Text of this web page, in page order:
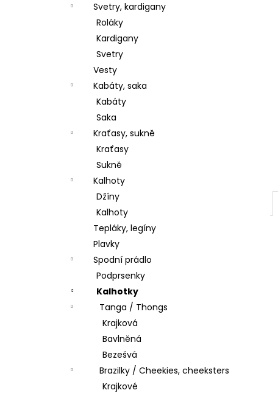
Svetry, kardigany
Roláky
Kardigany
Svetry
Vesty
Kabáty, saka
Kabáty
Saka
Kraťasy, sukně
Kraťasy
Sukně
Kalhoty
Džíny
Kalhoty
Tepláky, legíny
Plavky
Spodní prádlo
Podprsenky
Kalhotky
Tanga / Thongs
Krajková
Bavlněná
Bezešvá
Brazilky / Cheekies, cheeksters
Krajkové